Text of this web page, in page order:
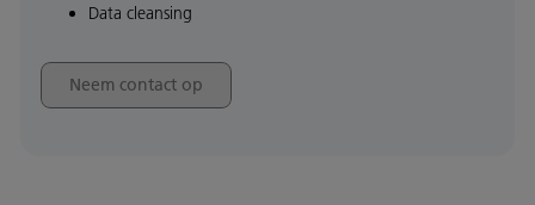
Data cleansing
Neem contact op